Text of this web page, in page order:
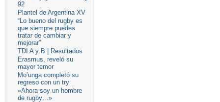
92
Plantel de Argentina XV
“Lo bueno del rugby es
que siempre puedes
tratar de cambiar y
mejorar”
TDI A y B | Resultados
Erasmus, reveló su
mayor temor
Mo’unga completó su
regreso con un try
«Ahora soy un hombre
de rugby…»